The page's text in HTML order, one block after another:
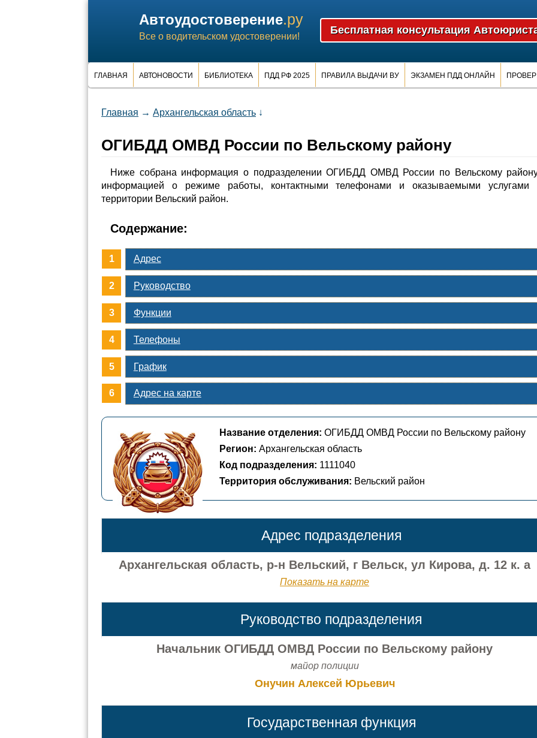
Автоудостоверение.ру
Все о водительском удостоверении!
ГЛАВНАЯ АВТОНОВОСТИ БИБЛИОТЕКА ПДД РФ 2025 ПРАВИЛА ВЫДАЧИ ВУ ЭКЗАМЕН ПДД ОНЛАЙН
Главная → Архангельская область ↓
ОГИБДД ОМВД России по Вельскому району
Ниже собрана информация о подразделении ОГИБДД ОМВД России по Вельскому
информацией о режиме работы, контактными телефонами и оказываемыми услугами
территории Вельский район.
Содержание:
Адрес
Руководство
Функции
Телефоны
График
Адрес на карте
Название отделения: ОГИБДД ОМВД России по Вельскому району
Регион: Архангельская область
Код подразделения: 1111040
Территория обслуживания: Вельский район
Адрес подразделения
Архангельская область, р-н Вельский, г Вельск, ул Кирова, д. 12 к. а
Показать на карте
Руководство подразделения
Начальник ОГИБДД ОМВД России по Вельскому району
майор полиции
Онучин Алексей Юрьевич
Государственная функция